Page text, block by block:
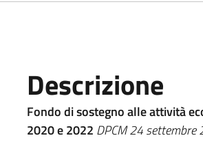
Descrizione
Fondo di sostegno alle attività
2020 e 2022 DPCM 24 settembre